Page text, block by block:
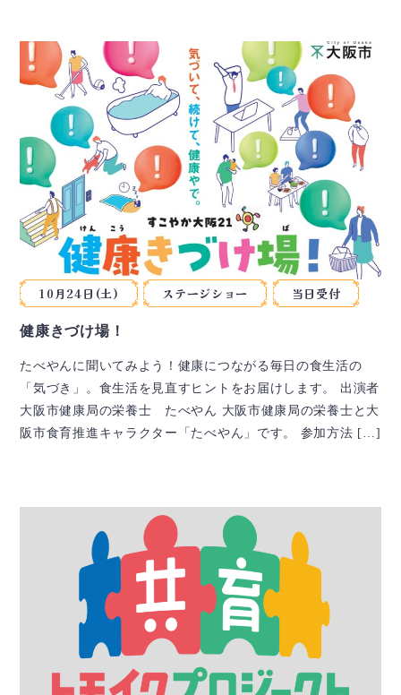
10月24日(土) ステージショー 当日受付
健康きづけ場！
たべやんに聞いてみよう！健康につながる毎日の食生活の
「気づき」。食生活を見直すヒントをお届けします。 出演者
大阪市健康局の栄養士 たべやん 大阪市健康局の栄養士と大
阪市食育推進キャラクター「たべやん」です。 参加方法 […]